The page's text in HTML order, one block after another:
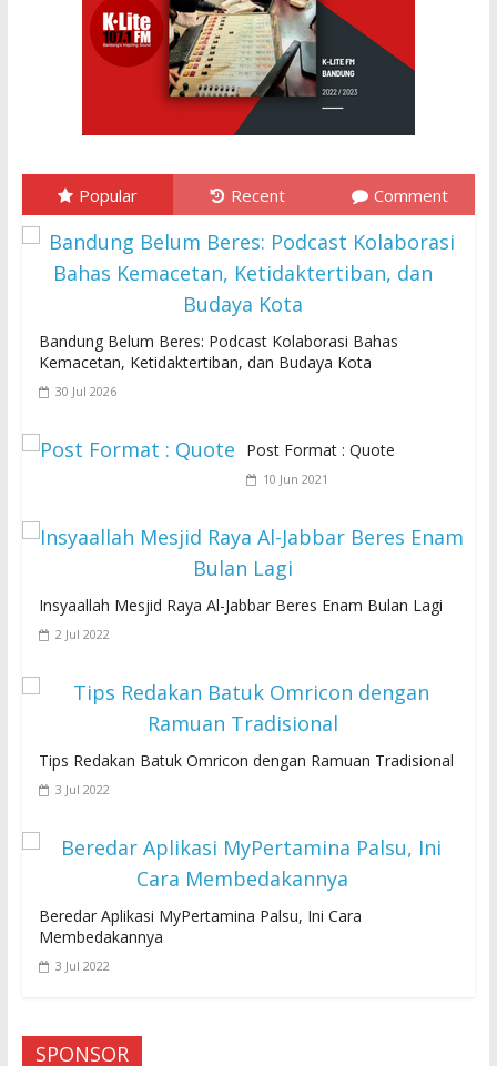
Popular Recent Comment
Bandung Belum Beres: Podcast Kolaborasi Bahas
Kemacetan, Ketidaktertiban, dan Budaya Kota
30 Jul 2026
Post Format : Quote
10 Jun 2021
Insyaallah Mesjid Raya Al-Jabbar Beres Enam Bulan Lagi
2 Jul 2022
Tips Redakan Batuk Omricon dengan Ramuan Tradisional
3 Jul 2022
Beredar Aplikasi MyPertamina Palsu, Ini Cara
Membedakannya
3 Jul 2022
SPONSOR